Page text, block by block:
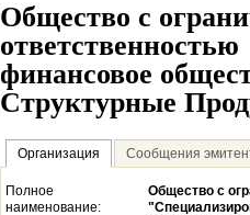
Общество с
финансовое
Структурные
Организация Сообщения
Полное
наименование:
Общество с